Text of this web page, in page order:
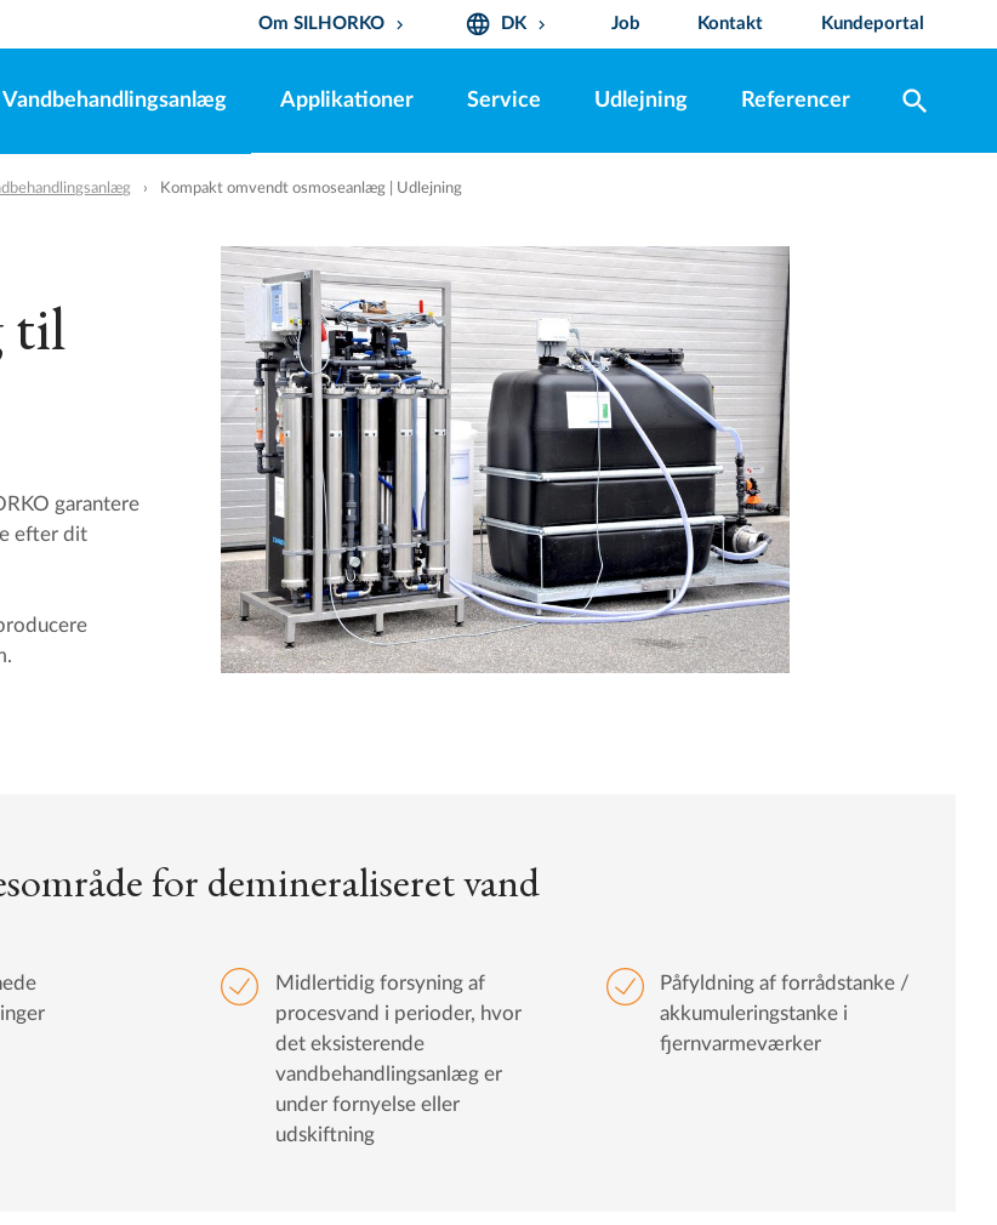
Om SILHORKO keyboard_arrow_down language DK keyboard_arrow_down Job Kontakt Kundeportal
Vandbehandlingsanlæg Applikationer Service Udlejning Referencer search
Kompakt omvendt osmoseanlæg | Udlejning
til
garantere
efter dit
for demineraliseret vand
Midlertidig forsyning af
procesvand i perioder, hvor
det eksisterende
vandbehandlingsanlæg er
under fornyelse eller
udskiftning
Påfyldning af forrådstanke /
akkumuleringstanke i
fjernvarmeværker